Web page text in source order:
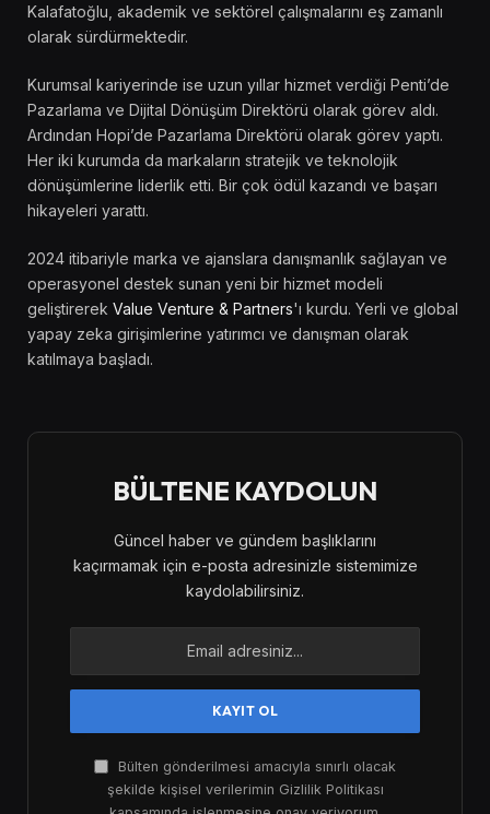
Kalafatoğlu, akademik ve sektörel çalışmalarını eş zamanlı
olarak sürdürmektedir.
Kurumsal kariyerinde ise uzun yıllar hizmet verdiği Penti’de
Pazarlama ve Dijital Dönüşüm Direktörü olarak görev aldı.
Ardından Hopi’de Pazarlama Direktörü olarak görev yaptı.
Her iki kurumda da markaların stratejik ve teknolojik
dönüşümlerine liderlik etti. Bir çok ödül kazandı ve başarı
hikayeleri yarattı.
2024 itibariyle marka ve ajanslara danışmanlık sağlayan ve
operasyonel destek sunan yeni bir hizmet modeli
geliştirerek Value Venture & Partners'ı kurdu. Yerli ve global
yapay zeka girişimlerine yatırımcı ve danışman olarak
katılmaya başladı.
BÜLTENE KAYDOLUN
Güncel haber ve gündem başlıklarını
kaçırmamak için e-posta adresinizle sistemimize
kaydolabilirsiniz.
Bülten gönderilmesi amacıyla sınırlı olacak
şekilde kişisel verilerimin Gizlilik Politikası